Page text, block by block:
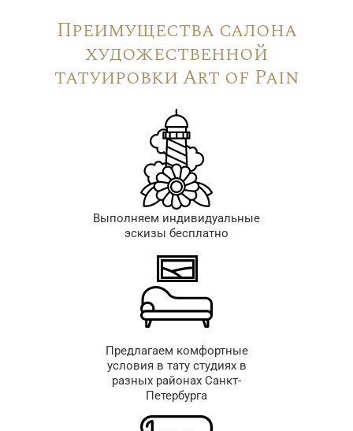
Преимущества салона
художественной
татуировки Art of Pain
Выполняем индивидуальные
эскизы бесплатно
Предлагаем комфортные
условия в тату студиях в
разных районах Санкт-
Петербурга